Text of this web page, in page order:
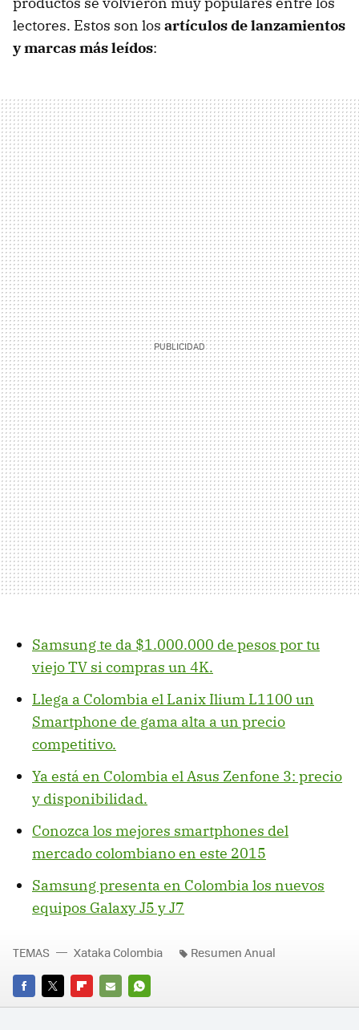
lectores. Estos son los artículos de lanzamientos
y marcas más leídos:
Samsung te da $1.000.000 de pesos por tu
viejo TV si compras un 4K.
Llega a Colombia el Lanix Ilium L1100 un
Smartphone de gama alta a un precio
competitivo.
Ya está en Colombia el Asus Zenfone 3: precio
y disponibilidad.
Conozca los mejores smartphones del
mercado colombiano en este 2015
Samsung presenta en Colombia los nuevos
equipos Galaxy J5 y J7
FACEBOOK
TWITTERFLIPBOARD
E-
WHATSAPP
TEMAS Xataka Colombia Resumen Anual